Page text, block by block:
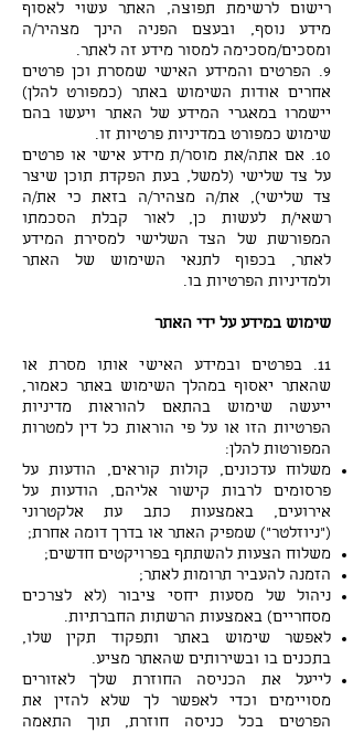
רישום לרשימת תפוצה, האתר עשוי לאסוף
מידע נוסף, ובעצם הפניה הינך מצהיר/ה
ומסכים/מסכימה למסור מידע זה לאתר.
9. הפרטים והמידע האישי שמסרת וכן פרטים
אחרים אודות השימוש באתר (כמפורט להלן)
יישמרו במאגרי המידע של האתר ויעשו בהם
שימוש כמפורט במדיניות פרטיות זו.
10. אם אתה/את מוסר/ת מידע אישי או פרטים
על צד שלישי (למשל, בעת הפקדת תוכן שיצר
צד שלישי), את/ה מצהיר/ה בזאת כי את/ה
רשאי/ת לעשות כן, לאור קבלת הסכמתו
המפורשת של הצד השלישי למסירת המידע
לאתר, בכפוף לתנאי השימוש של האתר
ולמדיניות הפרטיות בו.
שימוש במידע על ידי האתר
11. בפרטים ובמידע האישי אותו מסרת או
שהאתר יאסוף במהלך השימוש באתר כאמור,
ייעשה שימוש בהתאם להוראות מדיניות
הפרטיות הזו או על פי הוראות כל דין למטרות
המפורטות להלן:
משלוח עדכונים, קולות קוראים, הודעות על
פרסומים לרבות קישור אליהם, הודעות על
אירועים, באמצעות כתב עת אלקטרוני
("ניוזלטר") שמפיק האתר או בדרך דומה אחרת;
משלוח הצעות להשתתף בפרויקטים חדשים;
הזמנה להעביר תרומות לאתר;
ניהול של מסעות יחסי ציבור (לא לצרכים
מסחריים) באמצעות הרשתות החברתיות.
לאפשר שימוש באתר ותפקוד תקין שלו,
בתכנים בו ובשירותים שהאתר מציע.
לייעל את הכניסה החוזרת שלך לאזורים
מסויימים וכדי לאפשר לך שלא להזין את
הפרטים בכל כניסה חוזרת, תוך התאמה